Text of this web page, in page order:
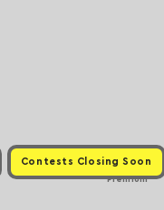
Contests Closing Soon
Premium